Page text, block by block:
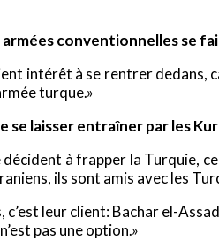
conventionnelles se
intérêt à se rentrer
turque.»
se laisser entraîner par les
à frapper la Turquie,
ils sont amis avec les
leur client: Bachar el-
pas une option.»